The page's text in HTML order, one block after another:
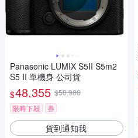
Panasonic LUMIX S5II S5m2
S5 II 單機身 公司貨
$48,355 $50,900
限時下殺
券
貨到通知我